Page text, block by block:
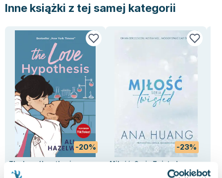
Inne książki z tej samej kategorii
-20%
The Love Hypothesis
Ali Hazelwood
-23%
Miłość. Seria Twisted Z